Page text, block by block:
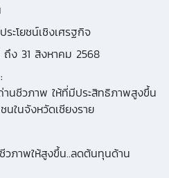
ระโยชน์เชิงเศรฐกิจ
ง 31 สิงหาคม 2568
นชีวภาพ ให้ที่มีประสิทธิภาพสูงขึ้น
นในจังหวัดเชียงราย
ภาพให้สูงขึ้น..ลดต้นทุนด้าน